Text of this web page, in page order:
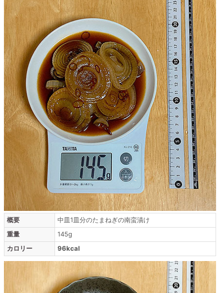
概要
中皿1皿分のたまねぎの南蛮漬け
重量
145g
カロリー
96kcal